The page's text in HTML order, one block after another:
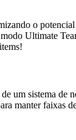
o
Ultimate
um sistema de
manter faixas